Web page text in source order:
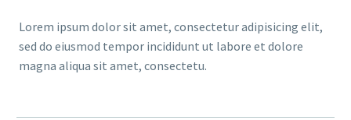
Lorem ipsum dolor sit amet, consectetur adipisicing elit,
sed do eiusmod tempor incididunt ut labore et dolore
magna aliqua sit amet, consectetu.